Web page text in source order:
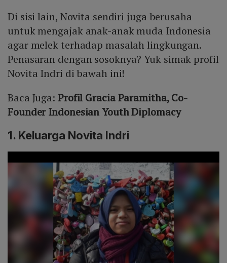
Di sisi lain, Novita sendiri juga berusaha
untuk mengajak anak-anak muda Indonesia
agar melek terhadap masalah lingkungan.
Penasaran dengan sosoknya? Yuk simak profil
Novita Indri di bawah ini!
Baca Juga: Profil Gracia Paramitha, Co-
Founder Indonesian Youth Diplomacy
1. Keluarga Novita Indri